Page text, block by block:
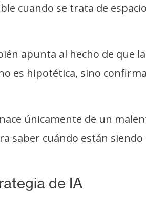
cuando se trata de
apunta al hecho de que
es hipotética, sino
únicamente de un
saber cuándo están
de IA